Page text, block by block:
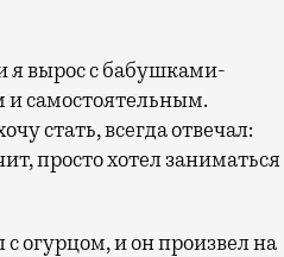
самостоятельным.
стать, всегда отвечал:
просто хотел заниматься
огурцом, и он произвел на